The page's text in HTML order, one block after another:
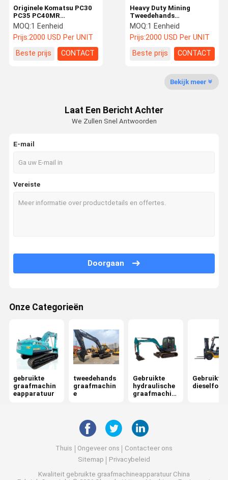
Fabrieksreis Kwaliteitsco
Ntrole
Contacteer
Nieuws
tweedehands graafmachine
Heavy Duty Mining
Tweedehands
graafmachine SANY
SY365 SY365H SY245H
SY215 SY485H 48,5t
Rotsboringsapparatuur
MOQ:1 Eenheid
Prijs:2000 USD Per UNIT
Beste prijs
CONTACT
Originele Komatsu PC30
PC35 PC40MR
Graafmachine 3 Ton 4
Ton 3,5 Ton Mini
Graafmachine
MOQ:1 Eenheid
Prijs:2000 USD Per UNIT
Beste prijs
CONTACT
Bekijk meer
Laat Een Bericht Achter
We Zullen Snel Antwoorden
E-mail
Vereiste
Doorgaan
Onze Categorieën
gebruikte
graafmachin
eapparatuur
tweedehands
graafmachin
e
Gebruikte
hydraulische
graafmachin
Gebruikte
Thuis Ongeveer ons
Contacteer ons
Sitemap
Privacybeleid
Kwaliteit gebruikte graafmachineapparatuur China